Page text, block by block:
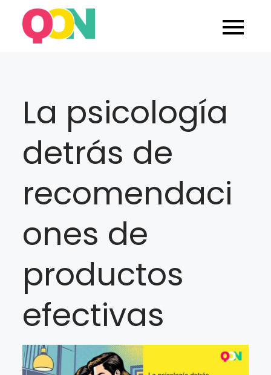
content
Blog Quarticon
La psicología
detrás de
recomendaci
ones de
productos
efectivas